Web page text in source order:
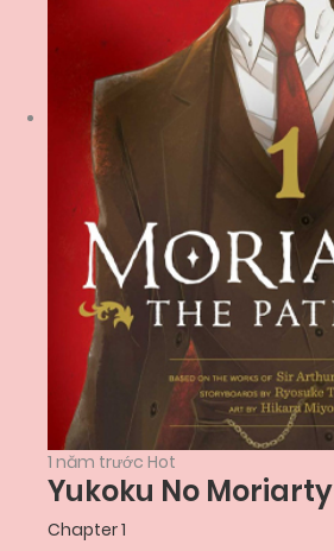
1 năm trước Hot
Yukoku No Moriarty
Chapter 1